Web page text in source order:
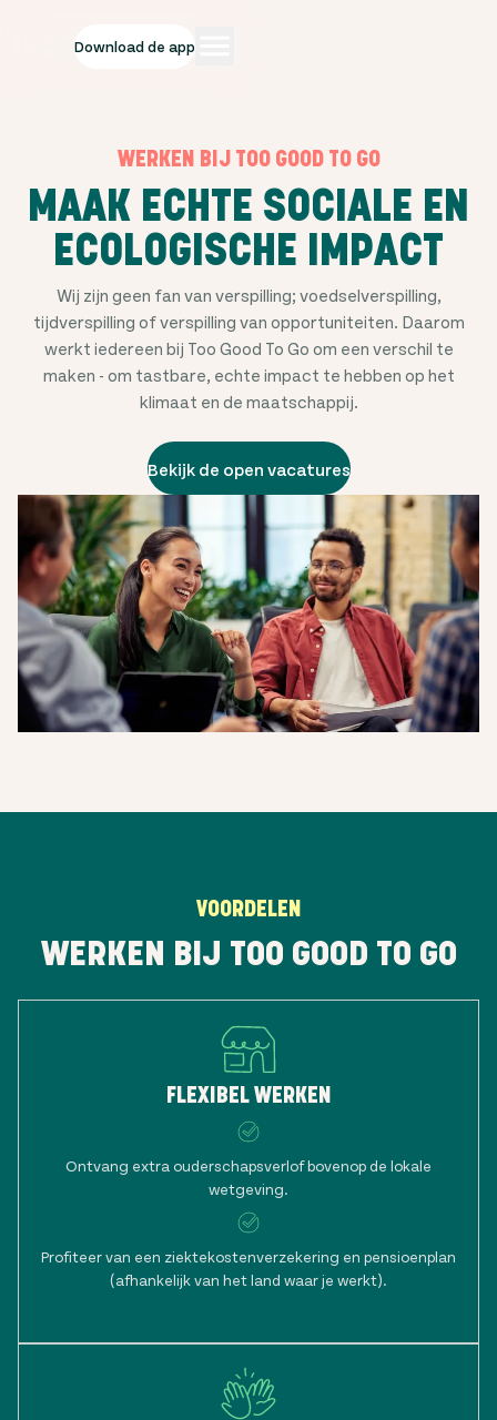
Download de app
WERKEN BIJ TOO GOOD TO GO
MAAK ECHTE SOCIALE EN
ECOLOGISCHE IMPACT
Wij zijn geen fan van verspilling; voedselverspilling,
tijdverspilling of verspilling van opportuniteiten. Daarom
werkt iedereen bij Too Good To Go om een verschil te
maken - om tastbare, echte impact te hebben op het
klimaat en de maatschappij.
Bekijk de open vacatures
VOORDELEN
WERKEN BIJ TOO GOOD TO GO
FLEXIBEL WERKEN
Ontvang extra ouderschapsverlof bovenop de lokale
wetgeving.
Profiteer van een ziektekostenverzekering en pensioenplan
(afhankelijk van het land waar je werkt).